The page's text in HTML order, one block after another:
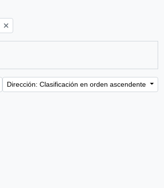
Dirección: Clasificación en orden ascendente